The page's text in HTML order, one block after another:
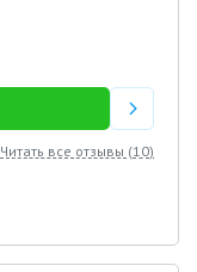
Читать все отзывы (10)